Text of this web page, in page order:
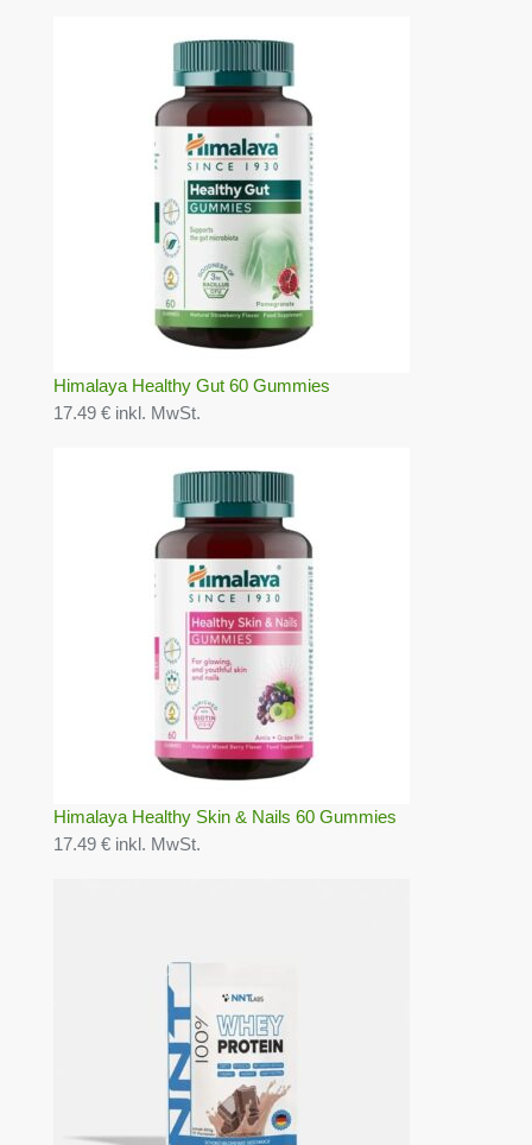
Himalaya Healthy Gut 60 Gummies
17.49 € inkl. MwSt.
Himalaya Healthy Skin & Nails 60 Gummies
17.49 € inkl. MwSt.